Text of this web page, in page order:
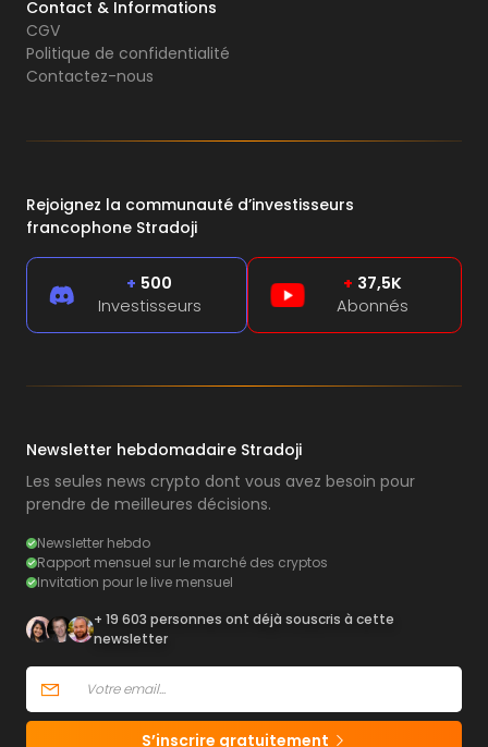
Contact & Informations
CGV
Politique de confidentialité
Contactez-nous
Rejoignez la communauté d’investisseurs
francophone Stradoji
+ 500
Investisseurs
+ 37,5K
Abonnés
Newsletter hebdomadaire Stradoji
Les seules news crypto dont vous avez besoin pour
prendre de meilleures décisions.
Newsletter hebdo
Rapport mensuel sur le marché des cryptos
Invitation pour le live mensuel
+ 19 603 personnes ont déjà souscris à cette
newsletter
S’inscrire gratuitement